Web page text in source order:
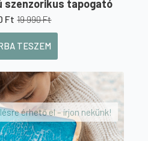
szenzorikus tapogató
19 990Ft
Original
price
was:
19
990 Ft.
FtCurrent
price
is:
14
000 Ft.
TESZEM
érhető el – írjon nekünk!